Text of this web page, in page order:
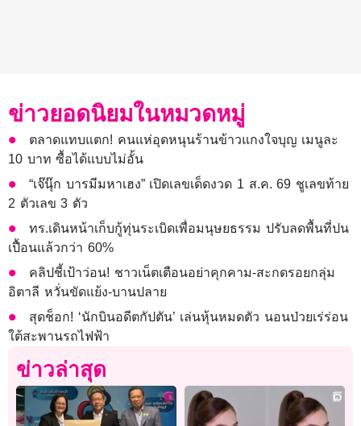
ข่าวยอดนิยมในหมวดหมู่
ตลาดแทบแตก! คนแห่อุดหนุนร้านข้าวแกงใจบุญ เมนูละ
10 บาท ซื้อได้แบบไม่อั้น
“เจ๊นุ๊ก บารมีมหาเฮง” เปิดเลขเด็ดงวด 1 ส.ค. 69 ชูเลขท้าย
2 ตัวเลข 3 ตัว
ทร.เดินหน้าเก็บกู้ทุ่นระเบิดเพื่อมนุษยธรรม ปรับลดพื้นที่ปน
เปื้อนแล้วกว่า 60%
คลิปชี้เป้าว่อน! ชาวเน็ตเตือนอย่าคุกคาม-สะกดรอยกลุ่ม
อิตาลี หวั่นขัดแย้ง-บานปลาย
สุดช็อก! ‘นักบินอดีตกัปตัน’ เล่นหุ้นหมดตัว นอนป่วยเร่ร่อน
ใต้สะพานรถไฟฟ้า
ข่าวล่าสุด